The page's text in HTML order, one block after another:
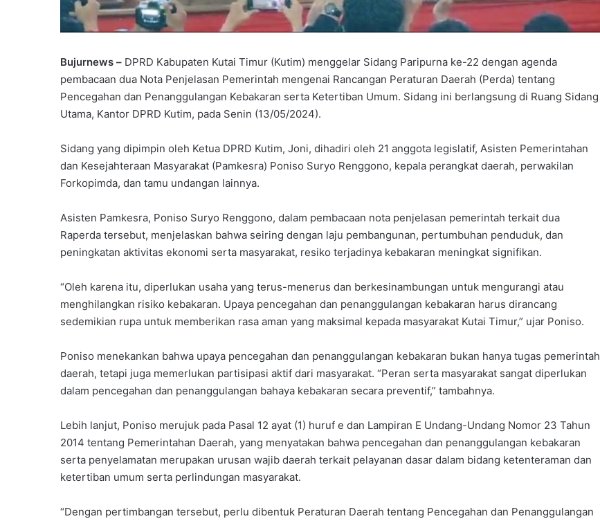
Bujurnews – DPRD Kabupaten Kutai Timur (Kutim) menggelar Sidang Paripurna ke-22 dengan agenda
pembacaan dua Nota Penjelasan Pemerintah mengenai Rancangan Peraturan Daerah (Perda) tentang
Pencegahan dan Penanggulangan Kebakaran serta Ketertiban Umum. Sidang ini berlangsung di Ruang Sidang
Utama, Kantor DPRD Kutim, pada Senin (13/05/2024).
Sidang yang dipimpin oleh Ketua DPRD Kutim, Joni, dihadiri oleh 21 anggota legislatif, Asisten Pemerintahan
dan Kesejahteraan Masyarakat (Pamkesra) Poniso Suryo Renggono, kepala perangkat daerah, perwakilan
Forkopimda, dan tamu undangan lainnya.
Asisten Pamkesra, Poniso Suryo Renggono, dalam pembacaan nota penjelasan pemerintah terkait dua
Raperda tersebut, menjelaskan bahwa seiring dengan laju pembangunan, pertumbuhan penduduk, dan
peningkatan aktivitas ekonomi serta masyarakat, resiko terjadinya kebakaran meningkat signifikan.
“Oleh karena itu, diperlukan usaha yang terus-menerus dan berkesinambungan untuk mengurangi atau
menghilangkan risiko kebakaran. Upaya pencegahan dan penanggulangan kebakaran harus dirancang
sedemikian rupa untuk memberikan rasa aman yang maksimal kepada masyarakat Kutai Timur,” ujar Poniso.
Poniso menekankan bahwa upaya pencegahan dan penanggulangan kebakaran bukan hanya tugas pemerintah
daerah, tetapi juga memerlukan partisipasi aktif dari masyarakat. “Peran serta masyarakat sangat diperlukan
dalam pencegahan dan penanggulangan bahaya kebakaran secara preventif,” tambahnya.
Lebih lanjut, Poniso merujuk pada Pasal 12 ayat (1) huruf e dan Lampiran E Undang-Undang Nomor 23 Tahun
2014 tentang Pemerintahan Daerah, yang menyatakan bahwa pencegahan dan penanggulangan kebakaran
serta penyelamatan merupakan urusan wajib daerah terkait pelayanan dasar dalam bidang ketenteraman dan
ketertiban umum serta perlindungan masyarakat.
“Dengan pertimbangan tersebut, perlu dibentuk Peraturan Daerah tentang Pencegahan dan Penanggulangan